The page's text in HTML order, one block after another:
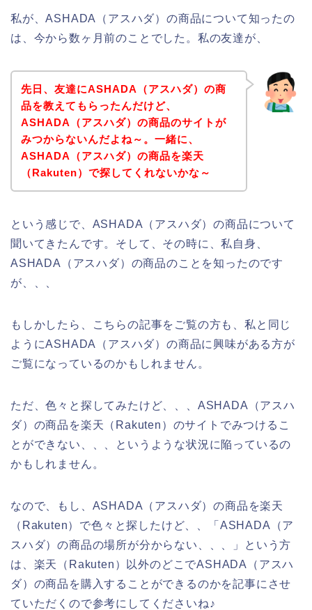
私が、ASHADA（アスハダ）の商品について知ったの
は、今から数ヶ月前のことでした。私の友達が、
先日、友達にASHADA（アスハダ）の商
品を教えてもらったんだけど、
ASHADA（アスハダ）の商品のサイトが
みつからないんだよね～。一緒に、
ASHADA（アスハダ）の商品を楽天
（Rakuten）で探してくれないかな～
という感じで、ASHADA（アスハダ）の商品について
聞いてきたんです。そして、その時に、私自身、
ASHADA（アスハダ）の商品のことを知ったのです
が、、、
もしかしたら、こちらの記事をご覧の方も、私と同じ
ようにASHADA（アスハダ）の商品に興味がある方が
ご覧になっているのかもしれません。
ただ、色々と探してみたけど、、、ASHADA（アスハ
ダ）の商品を楽天（Rakuten）のサイトでみつけるこ
とができない、、、というような状況に陥っているの
かもしれません。
なので、もし、ASHADA（アスハダ）の商品を楽天
（Rakuten）で色々と探したけど、、「ASHADA（ア
スハダ）の商品の場所が分からない、、、」という方
は、楽天（Rakuten）以外のどこでASHADA（アスハ
ダ）の商品を購入することができるのかを記事にさせ
ていただくので参考にしてくださいね♪